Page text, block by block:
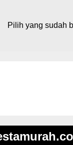
Pilih yang sudah